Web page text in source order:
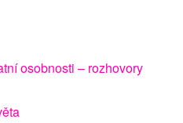
osobnosti – rozhovory